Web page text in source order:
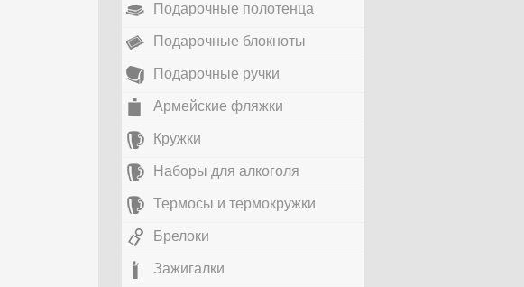
Подарочные полотенца
Подарочные блокноты
Подарочные ручки
Армейские фляжки
Кружки
Наборы для алкоголя
Термосы и термокружки
Брелоки
Зажигалки